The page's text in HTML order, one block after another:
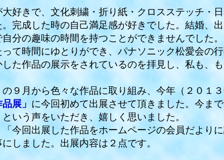
好きで、文化刺繍・折り紙・クロスステッチ・
完成した時の自己満足感が好きでした。結婚、
分の趣味の時間を持つことができませんでした。
て時間にゆとりができ、パナソニック松愛会の
た作品の展示をされているのを拝見し、私も、
９月から色々な作品に取り組み、今年（２０１
展」 に今回初めて出展させて頂きました。今ま
いう声をいただき、嬉しく思いました。
今回出展した作品をホームページの会員だより
しました。出展内容は２点です。